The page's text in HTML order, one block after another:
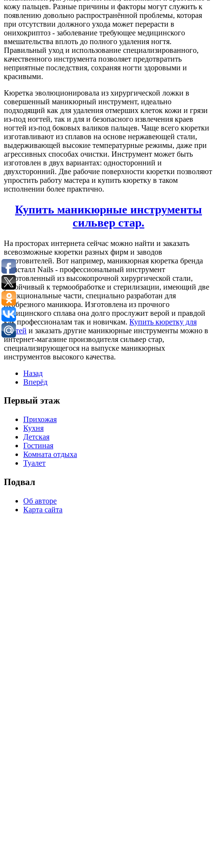
кожу пальцев. Разные причины и факторы могут служить к
появлению довольно распространённой проблемы, которая
при отсутствии должного ухода может перерасти в
онихокриптоз - заболевание требующее медицинского
вмешательства вплоть до полного удаления ногтя.
Правильный уход и использование специализированного,
качественного инструмента позволяет предотвратить
неприятные последствия, сохраняя ногти здоровыми и
красивыми.
Кюретка эволюционировала из хирургической ложки в
совершенный маникюрный инструмент, идеально
подходящий как для удаления отмерших клеток кожи и грязи
из-под ногтей, так и для и безопасного извлечения краев
ногтей из-под боковых валиков пальцев. Чаще всего кюретки
изготавливают из сплавов на основе нержавеющей стали,
выдерживающей высокие температурные режимы, даже при
агрессивных способах очистки. Инструмент может быть
изготовлен в двух вариантах: односторонний и
двухсторонний. Две рабочие поверхности кюретки позволяют
упростить работу мастера и купить кюретку в таком
исполнении более практично.
Купить маникюрные инструменты
сильвер стар.
На просторах интернета сейчас можно найти и заказать
всевозможные кюретки разных фирм и заводов
изготовителей. Вот например, маникюрная кюретка бренда
Кристалл Nails - профессиональный инструмент
изготовленный из высокопрочной хирургической стали,
устойчивый к термообработке и стерилизации, имеющий две
функциональные части, специально разработан для
необрезного маникюра. Изготовлена из прочного
медицинского сплава она долго прослужит верой и правдой
как профессионалам так и новичкам. Купить кюретку для
ногтей и заказать другие маникюрные инструменты можно в
интернет-магазине производителя сильвер стар,
специализирующегося на выпуске маникюрных
инструментов высокого качества.
Назад
Вперёд
Первый этаж
Прихожая
Кухня
Детская
Гостиная
Комната отдыха
Туалет
Подвал
Об авторе
Карта сайта